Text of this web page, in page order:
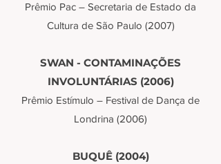
Prêmio Pac – Secretaria de Estado da
Cultura de São Paulo (2007)
SWAN - CONTAMINAÇÕES
INVOLUNTÁRIAS (2006)
Prêmio Estímulo – Festival de Dança de
Londrina (2006)
BUQUÊ (2004)